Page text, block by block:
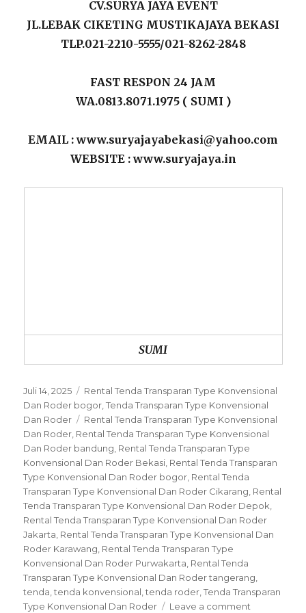
CV.SURYA JAYA EVENT
JL.LEBAK CIKETING MUSTIKAJAYA BEKASI
TLP.021-2210-5555/021-8262-2848
FAST RESPON 24 JAM
WA.0813.8071.1975 ( SUMI )
EMAIL : www.suryajayabekasi@yahoo.com
WEBSITE : www.suryajaya.in
SUMI
Posted
on
Juli 14, 2025 Categories
Rental Tenda Transparan Type Konvensional
Dan Roder bogor ,Tenda Transparan Type Konvensional
Dan Roder
Tags
Rental Tenda Transparan Type Konvensional
Dan Roder Rental Tenda Transparan Type Konvensional
Dan Roder bandung Rental Tenda Transparan Type
Konvensional Dan Roder Bekasi Rental Tenda Transparan
Type Konvensional Dan Roder bogor Rental Tenda
Transparan Type Konvensional Dan Roder Cikarang Rental
Tenda Transparan Type Konvensional Dan Roder Depok
Rental Tenda Transparan Type Konvensional Dan Roder
Jakarta Rental Tenda Transparan Type Konvensional Dan
Roder Karawang Rental Tenda Transparan Type
Konvensional Dan Roder Purwakarta Rental Tenda
Transparan Type Konvensional Dan Roder tangerang
tenda ,tenda konvensional ,tenda roder ,Tenda Transparan
Type Konvensional Dan Roder
Leave a comment